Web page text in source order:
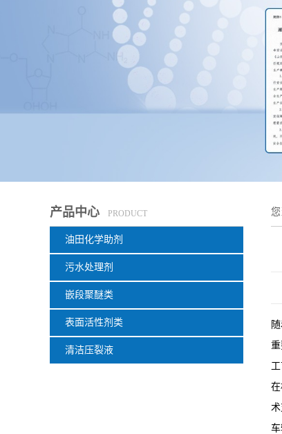
产品中心 PRODUCT
油田化学助剂
污水处理剂
嵌段聚醚类
表面活性剂类
清洁压裂液
您
术